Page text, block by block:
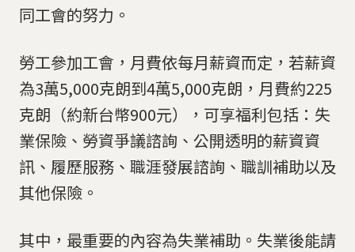
同工會的努力。
勞工參加工會，月費依每月薪資而定，若薪資
為3萬5,000克朗到4萬5,000克朗，月費約225
克朗（約新台幣900元），可享福利包括：失
業保險、勞資爭議諮詢、公開透明的薪資資
訊、履歷服務、職涯發展諮詢、職訓補助以及
其他保險。
其中，最重要的內容為失業補助。失業後能請